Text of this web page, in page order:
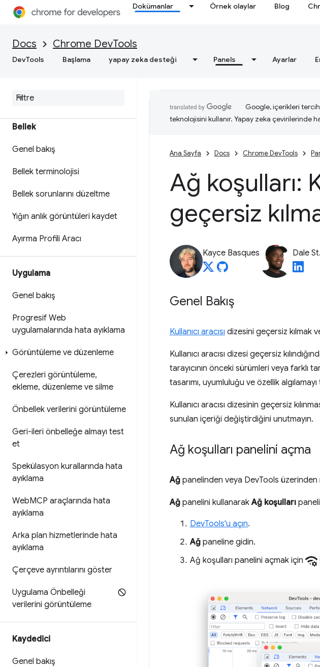
Dokümanlar Örnek olaylar Blog
Docs Chrome DevTools
DevTools Başlama yapay zeka desteği Panels Ayarlar
edin
Web hızını optimize etme
Bellek
Genel bakış
Bellek terminolojisi
Bellek sorunlarını düzeltme
Yığın anlık görüntüleri kaydet
Ayırma Profili Aracı
Uygulama
Genel bakış
Progresif Web
uygulamalarında hata ayıklama
Görüntüleme ve düzenleme
Çerezleri görüntüleme,
ekleme, düzenleme ve silme
Önbellek verilerini görüntüleme
Geri-ileri önbelleğe almayı test
et
Spekülasyon kurallarında hata
ayıklama
WebMCP araçlarında hata
ayıklama
Arka plan hizmetlerinde hata
ayıklama
Çerçeve ayrıntılarını göster
Uygulama Önbelleği
verilerini görüntüleme
Kaydedici
Genel bakış
Google, içerikleri
teknolojisini kullanır. Yapay zeka çevirilerinde
Ana Sayfa Docs Chrome DevTools
Ağ koşulları:
geçersiz
Kayce Basques Dale
Genel Bakış
Kullanıcı aracısı dizesini geçersiz kılmak
Kullanıcı aracısı dizesi geçersiz
tarayıcının önceki sürümleri veya farklı
tasarımı, uyumluluğu ve özellik
Kullanıcı aracısı dizesinin geçersiz
sunulan içeriği değiştirdiğini unutmayın.
Ağ koşulları panelini açma
Ağ panelinden veya DevTools
Ağ panelini kullanarakAğ koşulları
DevTools'u açın.
Ağ paneline gidin.
Ağ koşulları panelini açmak içinnetwork_manage